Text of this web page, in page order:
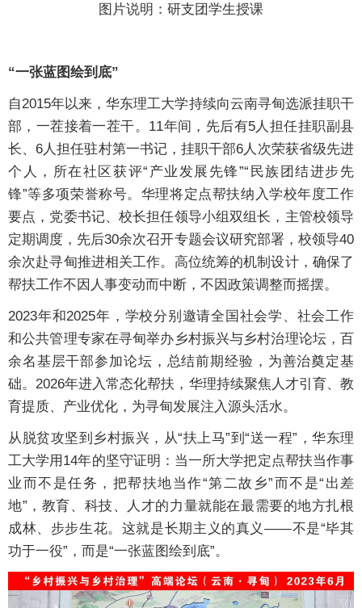
图片说明：研支团学生授课
“一张蓝图绘到底”
自2015年以来，华东理工大学持续向云南寻甸选派挂职干
部，一茬接着一茬干。11年间，先后有5人担任挂职副县
长、6人担任驻村第一书记，挂职干部6人次荣获省级先进
个人，所在社区获评“产业发展先锋”“民族团结进步先
锋”等多项荣誉称号。华理将定点帮扶纳入学校年度工作
要点，党委书记、校长担任领导小组双组长，主管校领导
定期调度，先后30余次召开专题会议研究部署，校领导40
余次赴寻甸推进相关工作。高位统筹的机制设计，确保了
帮扶工作不因人事变动而中断，不因政策调整而摇摆。
2023年和2025年，学校分别邀请全国社会学、社会工作
和公共管理专家在寻甸举办乡村振兴与乡村治理论坛，百
余名基层干部参加论坛，总结前期经验，为善治奠定基
础。2026年进入常态化帮扶，华理持续聚焦人才引育、教
育提质、产业优化，为寻甸发展注入源头活水。
从脱贫攻坚到乡村振兴，从“扶上马”到“送一程”，华东理
工大学用14年的坚守证明：当一所大学把定点帮扶当作事
业而不是任务，把帮扶地当作“第二故乡”而不是“出差
地”，教育、科技、人才的力量就能在最需要的地方扎根
成林、步步生花。这就是长期主义的真义——不是“毕其
功于一役”，而是“一张蓝图绘到底”。